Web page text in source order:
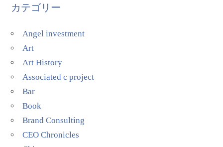
カテゴリー
Angel investment
Art
Art History
Associated c project
Bar
Book
Brand Consulting
CEO Chronicles